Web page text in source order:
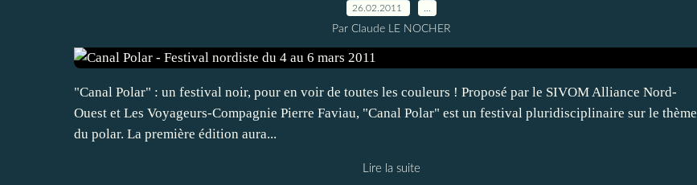
26.02.2011
Par Claude LE NOCHER
"Canal Polar" : un festival noir, pour en voir de toutes les couleurs ! Proposé par le SIVOM Alliance Nord-
Ouest et Les Voyageurs-Compagnie Pierre Faviau, "Canal Polar" est un festival pluridisciplinaire sur le thème
du polar. La première édition aura...
Lire la suite